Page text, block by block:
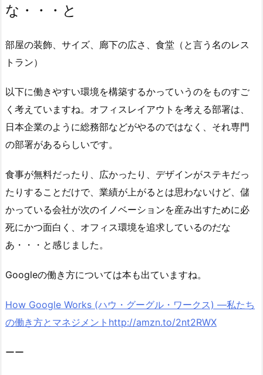
な・・・と
部屋の装飾、サイズ、廊下の広さ、食堂（と言う名のレス
トラン）
以下に働きやすい環境を構築するかっていうのをものすご
く考えていますね。オフィスレイアウトを考える部署は、
日本企業のように総務部などがやるのではなく、それ専門
の部署があるらしいです。
食事が無料だったり、広かったり、デザインがステキだっ
たりすることだけで、業績が上がるとは思わないけど、儲
かっている会社が次のイノベーションを産み出すために必
死にかつ面白く、オフィス環境を追求しているのだな
あ・・・と感じました。
Googleの働き方については本も出ていますね。
How Google Works (ハウ・グーグル・ワークス) ―私たち
の働き方とマネジメントhttp://amzn.to/2nt2RWX
ーー